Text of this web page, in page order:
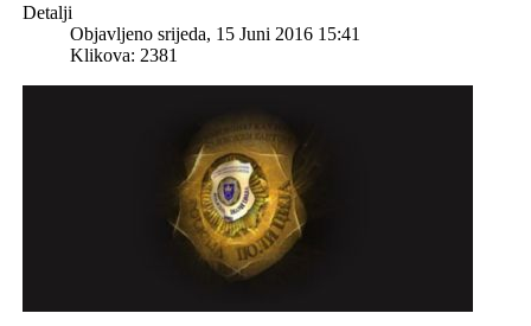
Detalji
Objavljeno srijeda, 15 Juni 2016 15:41
Klikova: 2381